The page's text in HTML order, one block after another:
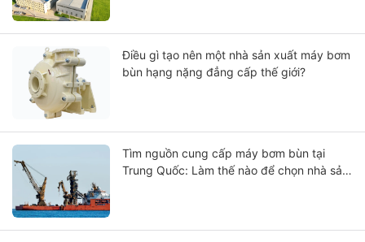
Điều gì tạo nên một nhà sản xuất máy bơm
bùn hạng nặng đẳng cấp thế giới?
Tìm nguồn cung cấp máy bơm bùn tại
Trung Quốc: Làm thế nào để chọn nhà sản